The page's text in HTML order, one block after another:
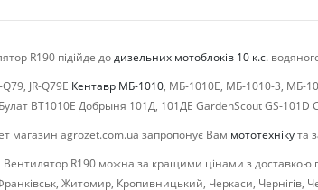
R190 підійде додизельних мотоблоків 10 к.с.
JR-Q79E Кентавр МБ-1010, МБ-1010Е, МБ-1010-3, МБ-
BT1010E Добрыня 101Д, 101ДЕ GardenScout GS-
магазин agrozet.com.ua запропонує Вам мототехнікута
Вентилятор R190 можна за кращими цінами з доставкою
Житомир, Кропивницький, Черкаси, Чернігів,